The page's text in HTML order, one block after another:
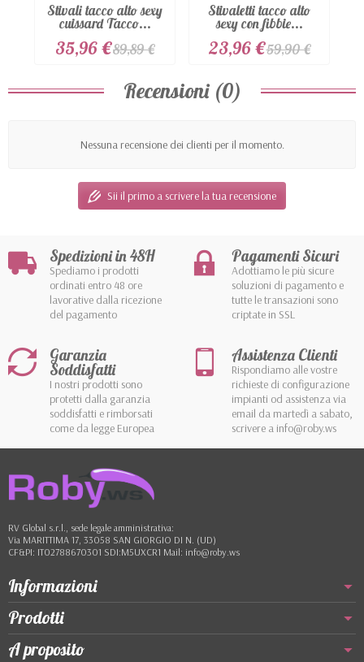
Stivali tacco alto sexy
cuissard Tacco...
35,96 €89,89 €
Stivaletti tacco alto
sexy con fibbie...
23,96 €59,90 €
Recensioni (0)
Nessuna recensione dei clienti per il momento.
Sii il primo a scrivere la tua recensione
Spedizioni in 48H
Spediamo i prodotti
ordinati entro 48 ore
lavorative dalla ricezione
del pagamento
Pagamenti Sicuri
Adottiamo le più sicure
soluzioni di pagamento e
tutte le transazioni sono
criptate in SSL
Garanzia
Soddisfatti
I nostri prodotti sono
protetti dalla garanzia
soddisfatti e rimborsati
come da legge Europea
Assistenza Clienti
Rispondiamo alle vostre
richieste di configurazione
impianti od assistenza via
email da martedì a sabato,
scrivere a info@roby.ws
RV Global s.r.l., sede legale amministrativa:
Via MARITTIMA 17, 33058 SAN GIORGIO DI N. (UD)
CF&PI: IT02788670301 SDI:M5UXCR1 Mail: info@roby.ws
Informazioni
Prodotti
A proposito